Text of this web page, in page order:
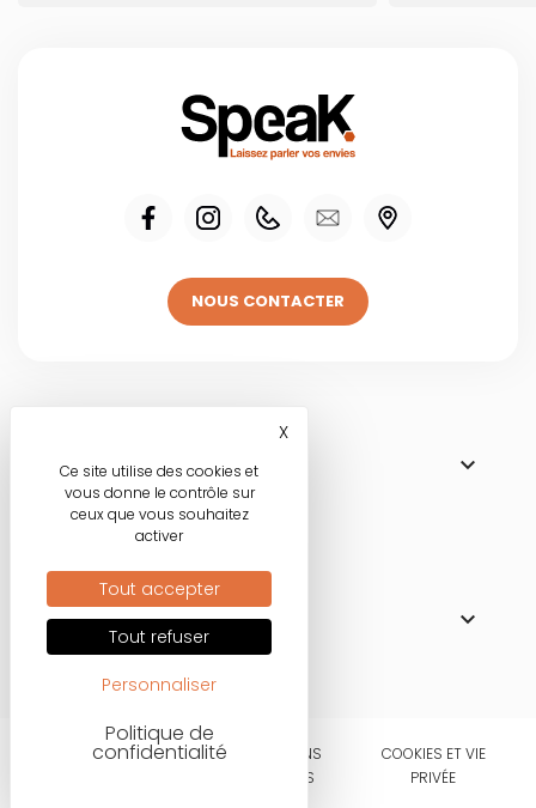
NOUS CONTACTER

NOS BOUTIQUES

Nos engagements
MODE RESPONSABLE
CONDITIONS
MENTIONS
LÉGALES
COOKIES ET VIE
PRIVÉE
Ce site utilise des cookies et
vous donne le contrôle sur
ceux que vous souhaitez
activer
Tout accepter
Tout refuser
Personnaliser
Politique de
confidentialité
XMasquer le bandeau des